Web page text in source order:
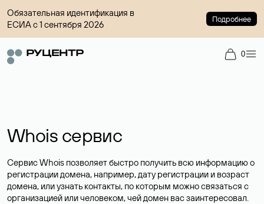
Обязательная идентификация в
ЕСИА с 1 сентября 2026
Подробнее
0
Whois сервис
Сервис Whois позволяет быстро получить всю информацию о
регистрации домена, например, дату регистрации и возраст
домена, или узнать контакты, по которым можно связаться с
организацией или человеком, чей домен вас заинтересовал.